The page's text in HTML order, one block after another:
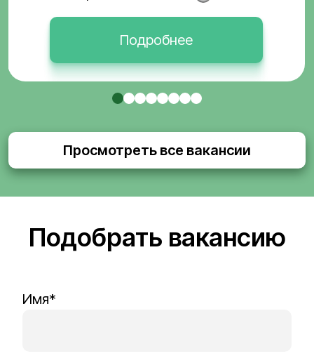
Подробнее
Просмотреть все вакансии
Подобрать вакансию
Имя*